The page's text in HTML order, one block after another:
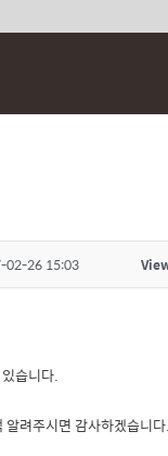
02-26 15:03
습니다.
려주시면 감사하겠습니다.